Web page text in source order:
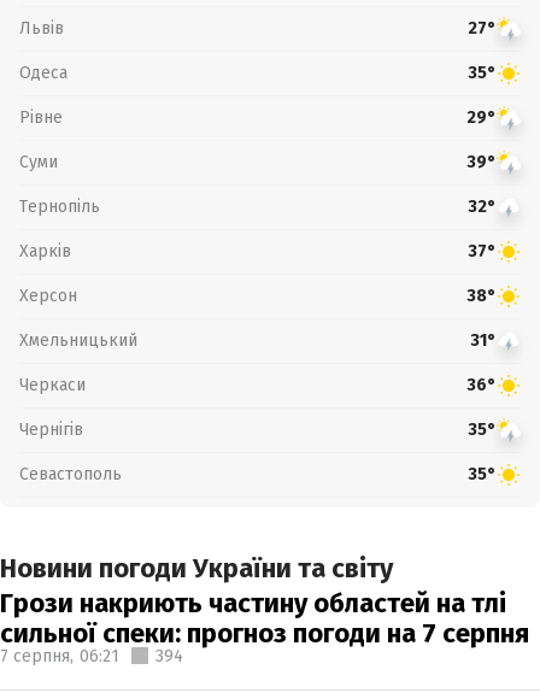
Львів 27°
Одеса 35°
Рівне 29°
Суми 39°
Тернопіль 32°
Харків 37°
Херсон 38°
Хмельницький 31°
Черкаси 36°
Чернігів 35°
Севастополь 35°
Новини погоди України та світу
Грози накриють частину областей на тлі
сильної спеки: прогноз погоди на 7 серпня
7 серпня, 06:21 394